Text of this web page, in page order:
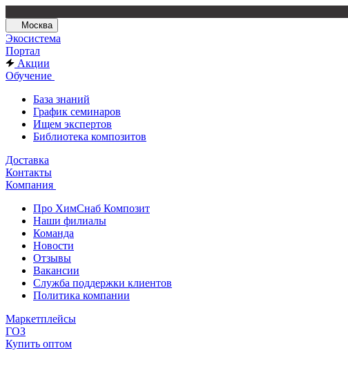
Москва
Экосистема
Портал
Акции
Обучение
База знаний
График семинаров
Ищем экспертов
Библиотека композитов
Доставка
Контакты
Компания
Про ХимСнаб Композит
Наши филиалы
Команда
Новости
Отзывы
Вакансии
Служба поддержки клиентов
Политика компании
Маркетплейсы
ГОЗ
Купить оптом